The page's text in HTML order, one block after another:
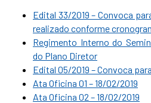
Edital 33/2019 – Convoca
realizado conforme
Regimento Interno do
do Plano Diretor
Edital 05/2019 – Convoca
Ata Oficina 01 – 18/02/2019
Ata Oficina 02 – 18/02/2019